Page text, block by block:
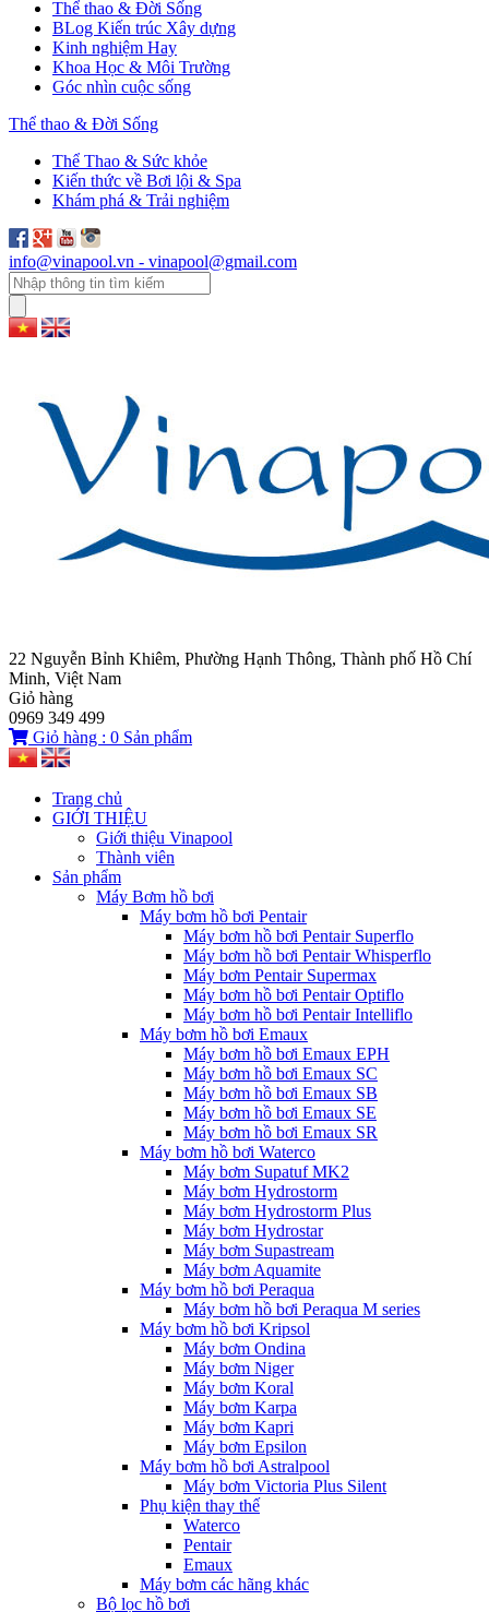
Thể thao & Đời Sống
BLog Kiến trúc Xây dựng
Kinh nghiệm Hay
Khoa Học & Môi Trường
Góc nhìn cuộc sống
Thể thao & Đời Sống
Thể Thao & Sức khỏe
Kiến thức về Bơi lội & Spa
Khám phá & Trải nghiệm
info@vinapool.vn - vinapool@gmail.com
22 Nguyễn Bỉnh Khiêm, Phường Hạnh Thông, Thành phố Hồ Chí
Minh, Việt Nam
Giỏ hàng
0969 349 499
Giỏ hàng : 0 Sản phẩm
Trang chủ
GIỚI THIỆU
Giới thiệu Vinapool
Thành viên
Sản phẩm
Máy Bơm hồ bơi
Máy bơm hồ bơi Pentair
Máy bơm hồ bơi Pentair Superflo
Máy bơm hồ bơi Pentair Whisperflo
Máy bơm Pentair Supermax
Máy bơm hồ bơi Pentair Optiflo
Máy bơm hồ bơi Pentair Intelliflo
Máy bơm hồ bơi Emaux
Máy bơm hồ bơi Emaux EPH
Máy bơm hồ bơi Emaux SC
Máy bơm hồ bơi Emaux SB
Máy bơm hồ bơi Emaux SE
Máy bơm hồ bơi Emaux SR
Máy bơm hồ bơi Waterco
Máy bơm Supatuf MK2
Máy bơm Hydrostorm
Máy bơm Hydrostorm Plus
Máy bơm Hydrostar
Máy bơm Supastream
Máy bơm Aquamite
Máy bơm hồ bơi Peraqua
Máy bơm hồ bơi Peraqua M series
Máy bơm hồ bơi Kripsol
Máy bơm Ondina
Máy bơm Niger
Máy bơm Koral
Máy bơm Karpa
Máy bơm Kapri
Máy bơm Epsilon
Máy bơm hồ bơi Astralpool
Máy bơm Victoria Plus Silent
Phụ kiện thay thế
Waterco
Pentair
Emaux
Máy bơm các hãng khác
Bộ lọc hồ bơi